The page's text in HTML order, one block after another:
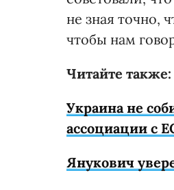
не зная точно,
чтобы нам
Читайте также:
Украина не
ассоциации с
Янукович